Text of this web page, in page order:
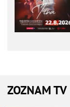
ZOZNAM TV